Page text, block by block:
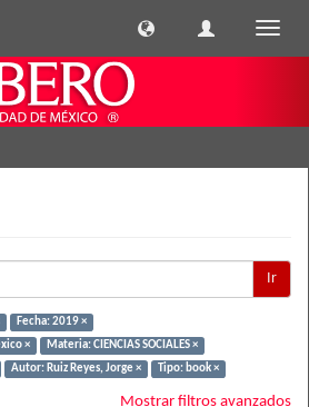
Ir
Fecha: 2019 ×
×
Materia: CIENCIAS SOCIALES ×
Autor: Ruiz Reyes, Jorge × Tipo: book ×
Mostrar filtros avanzados